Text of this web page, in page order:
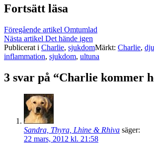
Fortsätt läsa
Föregående artikel Omtumlad
Nästa artikel Det hände igen
Publicerat i Charlie, sjukdomMärkt: Charlie,
inflammation, sjukdom, ultuna
3 svar på “Charlie kommer
Sandra, Thyra, Lhine & Rhiva säger:
22 mars, 2012 kl. 21:58